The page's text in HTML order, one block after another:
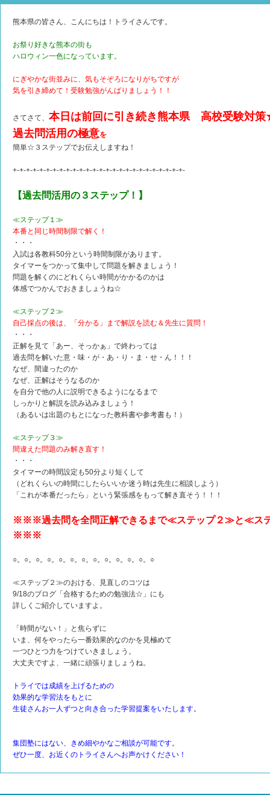
熊本県の皆さん、こんにちは！トライさんです。
お祭り好きな熊本の街も
ハロウィン一色になっています。
にぎやかな街並みに、気もそぞろになりがちですが
気を引き締めて！受験勉強がんばりましょう！！
さてさて、 本日は前回に引き続き熊本県 高校受験対
過去問活用の極意を
簡単☆３ステップでお伝えしますね！
+-+-+-+-+-+-+-+-+-+-+-+-+-+-+-+-+-+-+-+-+-+-+-+-+-+-
【過去問活用の３ステップ！】
≪ステップ１≫
本番と同じ時間制限で解く！
・・・
入試は各教科50分という時間制限があります。
タイマーをつかって集中して問題を解きましょう！
問題を解くのにどれくらい時間がかかるのかは
体感でつかんでおきましょうね☆
≪ステップ２≫
自己採点の後は、「分かる」まで解説を読む＆先生に質問！
・・・
正解を見て「あー、そっかぁ」で終わっては
過去問を解いた意・味・が・あ・り・ま・せ・ん！！！
なぜ、間違ったのか
なぜ、正解はそうなるのか
を自分で他の人に説明できるようになるまで
しっかりと解説を読み込みましょう！
（あるいは出題のもとになった教科書や参考書も！）
≪ステップ３≫
間違えた問題のみ解き直す！
・・・
タイマーの時間設定も50分より短くして
（どれくらいの時間にしたらいいか迷う時は先生に相談しよう）
「これが本番だったら」という緊張感をもって解き直そう！！！
※※※過去問を全問正解できるまで≪ステップ２≫と≪ス
※※※
○。○。○。○。○。○。○。○。○。○。○。○。○
≪ステップ２≫のおける、見直しのコツは
9/18のブログ「合格するための勉強法☆」にも
詳しくご紹介していますよ。
「時間がない！」と焦らずに
いま、何をやったら一番効果的なのかを見極めて
一つひとつ力をつけていきましょう。
大丈夫ですよ、一緒に頑張りましょうね。
トライでは成績を上げるための
効果的な学習法をもとに
生徒さんお一人ずつと向き合った学習提案をいたします。
集団塾にはない、きめ細やかなご相談が可能です。
ぜひ一度、お近くのトライさんへお声かけください！